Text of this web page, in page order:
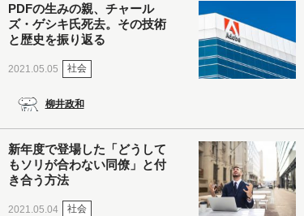
PDFの生みの親、チャール
ズ・ゲシキ氏死去。その技術
と歴史を振り返る
2021.05.05 社会
柳井政和
新年度で登場した「どうして
もソリが合わない同僚」と付
き合う方法
2021.05.04 社会